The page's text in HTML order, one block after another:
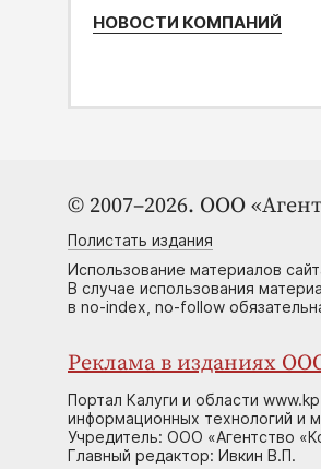
НОВОСТИ КОМПАНИЙ
© 2007–2026. ООО
Полистать издания
Использование материалов
В случае использования
в no-index, no-follow
Реклама в изданиях
Портал Калуги и области
информационных технологий и
Учредитель: ООО «Агентство
Главный редактор: Ивкин В.П.